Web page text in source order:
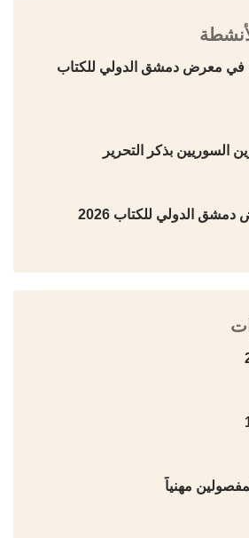
في معرض دمشق الدولي للكتاب
السوريين بذكر التحرير
الدولي للكتاب 2026
مهنياً